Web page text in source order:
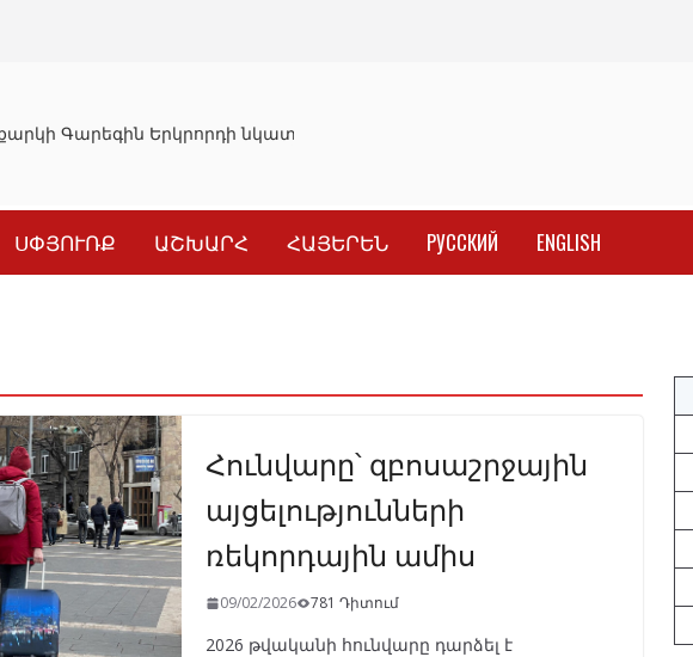
Գարեգին Երկրորդի նկատմամբ սահմանափակման վերացման որոշումը
ՍՓՅՈՒՌՔ ԱՇԽԱՐՀ ՀԱՅԵՐԵՆ РУССКИЙ ENGLISH
Հունվարը՝ զբոսաշրջային
այցելությունների
ռեկորդային ամիս
09/02/2026 781 Դիտում
2026 թվականի հունվարը դարձել է